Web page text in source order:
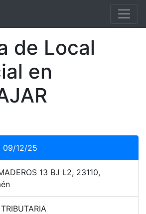
de Local
en
09/12/25
13 BJ L2, 23110,